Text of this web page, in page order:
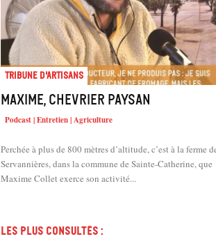
Tribune d'artisans
Maxime, chevrier paysan
Podcast | Entretien | Agriculture
Perchée à plus de 800 mètres d’altitude, c’est à la ferme
Servannières, dans la commune de Sainte-Catherine, que
Maxime Collet exerce son activité...
Les plus consultés :